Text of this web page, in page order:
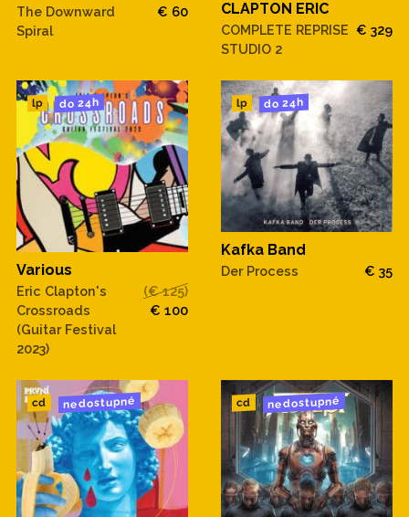
The Downward
Spiral
€ 60 CLAPTON ERIC
COMPLETE REPRISE
STUDIO 2
€ 329
lp do 24h
Various
Eric Clapton's
Crossroads
(Guitar Festival
2023)
(€ 125)
€ 100
lp do 24h
Kafka Band
Der Process € 35
cd nedostupné cd nedostupné